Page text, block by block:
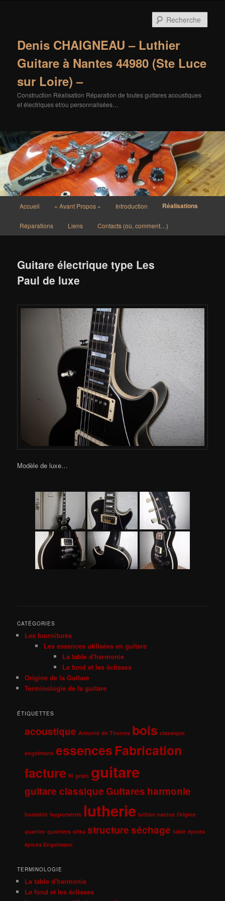
Denis CHAIGNEAU – Luthier
Guitare à Nantes 44980 (Ste Luce
sur Loire) –
Construction Réalisation Réparation de toutes guitares acoustiques
et électriques et/ou personnalisées…
principal
Accueil « Avant Propos » Introduction Réalisations
Réparations Liens Contacts (où, comment…)
Guitare électrique type Les
Paul de luxe
Modèle de luxe…
CATÉGORIES
Les fournitures
Les essences utilisées en guitare
La table d'harmonie
Le fond et les éclisses
Origine de la Guitare
Terminologie de la guitare
ÉTIQUETTES
acoustique Antonio de Thorres bois classique
engelmann essencesFabrication
facture fil grain guitare
guitare classique Guitares harmonie
humidité hygrométrie lutherie luthier nantes Origine
quartier quartiers sitka structureséchage table épicéa
épicéa Engelmann
TERMINOLOGIE
La table d'harmonie
Le fond et les éclisses